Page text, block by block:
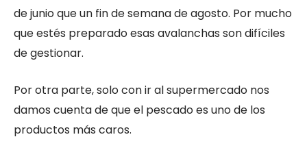
de junio que un fin de semana de agosto. Por mucho
que estés preparado esas avalanchas son difíciles
de gestionar.
Por otra parte, solo con ir al supermercado nos
damos cuenta de que el pescado es uno de los
productos más caros.